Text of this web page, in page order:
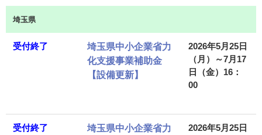
埼玉県
受付終了
埼玉県中小企業省力
化支援事業補助金
【設備更新】
2026年5月25日
（月）～7月17
日（金）16：
00
受付終了
埼玉県中小企業省力
2026年5月25日